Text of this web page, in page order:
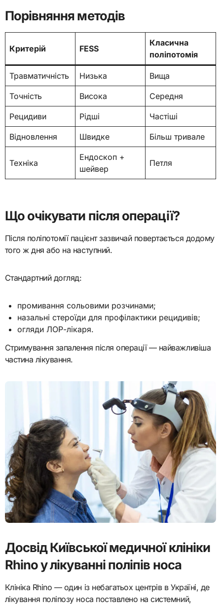
Порівняння методів
Критерій FESS
Класична
поліпотомія
Травматичність Низька Вища
Точність Висока Середня
Рецидиви Рідші Частіші
Відновлення Швидке Більш тривале
Техніка
Ендоскоп +
шейвер
Петля
Що очікувати після операції?
Після поліпотомії пацієнт зазвичай повертається додому
того ж дня або на наступний.
Стандартний догляд:
промивання сольовими розчинами;
назальні стероїди для профілактики рецидивів;
огляди ЛОР-лікаря.
Стримування запалення після операції — найважливіша
частина лікування.
Досвід Київської медичної клініки
Rhino у лікуванні поліпів носа
Клініка Rhino — один із небагатьох центрів в Україні, де
лікування поліпозу носа поставлено на системний,